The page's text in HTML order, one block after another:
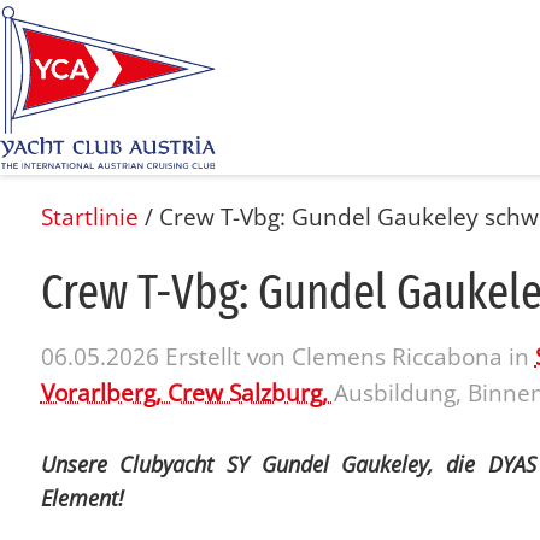
Startlinie / Crew T-Vbg: Gundel Gaukeley
Crew T-Vbg: Gun­del
06.05.2026 Erstellt von Clemens Riccabona in
Vorarlberg, Crew Salzburg,Ausbildung,
Unsere Clubyacht SY Gundel Gaukeley, die
Element!